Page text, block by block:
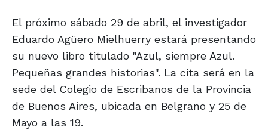
El próximo sábado 29 de abril, el investigador
Eduardo Agüero Mielhuerry estará presentando
su nuevo libro titulado "Azul, siempre Azul.
Pequeñas grandes historias". La cita será en la
sede del Colegio de Escribanos de la Provincia
de Buenos Aires, ubicada en Belgrano y 25 de
Mayo a las 19.